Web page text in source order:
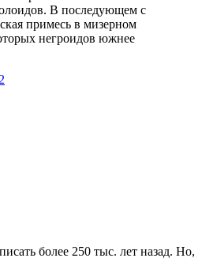
В последующем с
примесь в мизерном
негроидов южнее
более 250 тыс. лет назад. Но,